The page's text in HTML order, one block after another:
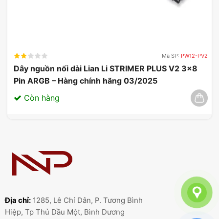
Mã SP: PW12-PV2
Dây nguồn nối dài Lian Li STRIMER PLUS V2 3×8
Pin ARGB – Hàng chính hãng 03/2025
Còn hàng
Địa chỉ: 1285, Lê Chí Dân, P. Tương Bình
Hiệp, Tp Thủ Dầu Một, Bình Dương